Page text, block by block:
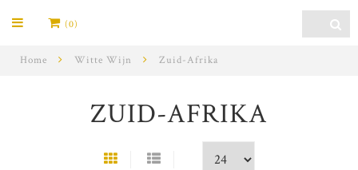
(0)
Home Witte Wijn Zuid-Afrika
ZUID-AFRIKA